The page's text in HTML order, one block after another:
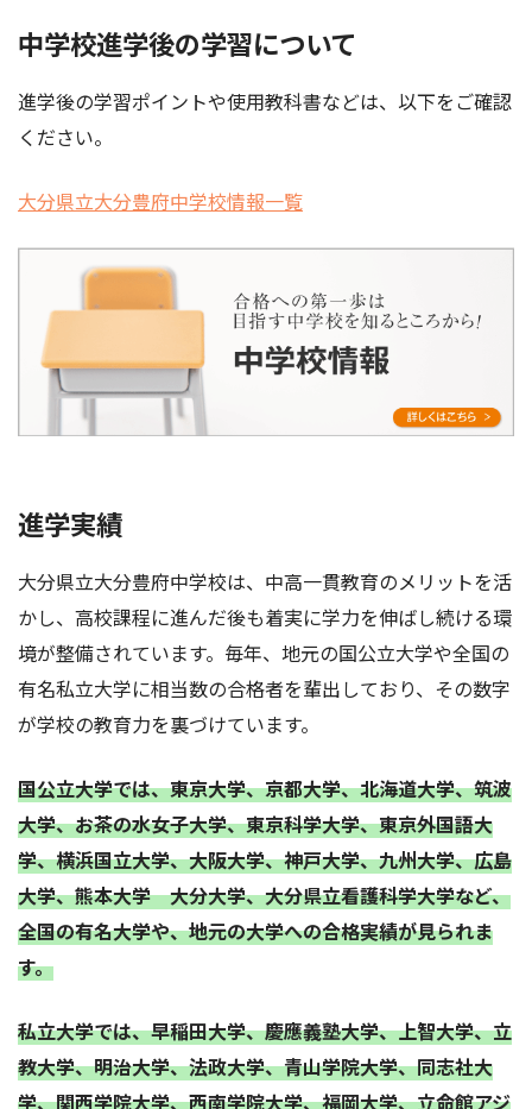
中学校進学後の学習について
進学後の学習ポイントや使用教科書などは、以下をご確認
ください。
大分県立大分豊府中学校情報一覧
進学実績
大分県立大分豊府中学校は、中高一貫教育のメリットを活
かし、高校課程に進んだ後も着実に学力を伸ばし続ける環
境が整備されています。毎年、地元の国公立大学や全国の
有名私立大学に相当数の合格者を輩出しており、その数字
が学校の教育力を裏づけています。
国公立大学では、東京大学、京都大学、北海道大学、筑波
大学、お茶の水女子大学、東京科学大学、東京外国語大
学、横浜国立大学、大阪大学、神戸大学、九州大学、広島
大学、熊本大学 大分大学、大分県立看護科学大学など、
全国の有名大学や、地元の大学への合格実績が見られま
す。
私立大学では、早稲田大学、慶應義塾大学、上智大学、立
教大学、明治大学、法政大学、青山学院大学、同志社大
学、関西学院大学、西南学院大学、福岡大学、立命館アジ